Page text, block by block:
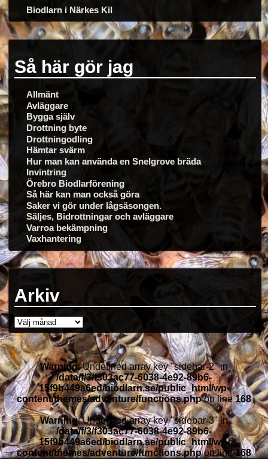
Biodlarn i Närkes Kil
Så här gör jag
Allmänt
Avläggare
Bygga själv
Drottning byte
Drottningodling
Hämtar svärm
Hur man kan använda en Snelgrove bräda
Invintring
Örebro Biodlarförening
Så här kan man också göra
Saker vi gör under lågsäsongen.
Säljes, Bidrottningar och avläggare
Varroa bekämpning
Vaxhantering
Arkiv
Warning: Undefined array key "sidebar-2" in
/data/f/3/f303ac77-6038-4e92-89b6-
15f9b449a6ed/biodlarn.se/public_html/wp-
content/themes/adventure/functions.phpon line168
Warning: Undefined array key "sidebar-3" in
/data/f/3/f303ac77-6038-4e92-89b6-
15f9b449a6ed/biodlarn.se/public_html/wp-
content/themes/adventure/functions.phpon line168